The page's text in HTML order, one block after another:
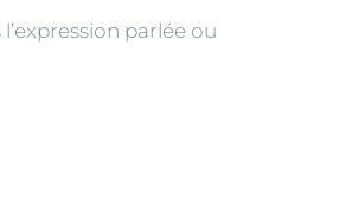
parlée ou